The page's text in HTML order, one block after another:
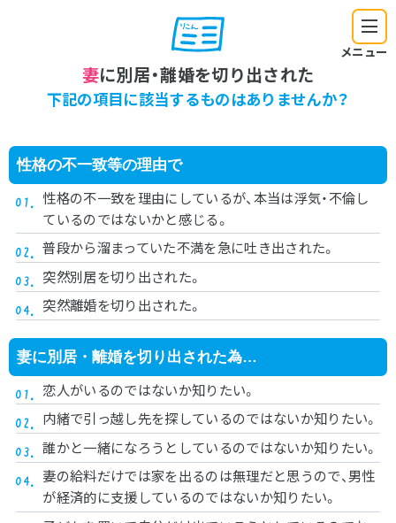
メニュー
妻に別居・離婚を切り出された
下記の項目に該当するものはありませんか？
性格の不一致等の理由で
性格の不一致を理由にしているが、本当は浮気・不倫し
ているのではないかと感じる。
普段から溜まっていた不満を急に吐き出された。
突然別居を切り出された。
突然離婚を切り出された。
妻に別居・離婚を切り出された為…
恋人がいるのではないか知りたい。
内緒で引っ越し先を探しているのではないか知りたい。
誰かと一緒になろうとしているのではないか知りたい。
妻の給料だけでは家を出るのは無理だと思うので、男性
が経済的に支援しているのではないか知りたい。